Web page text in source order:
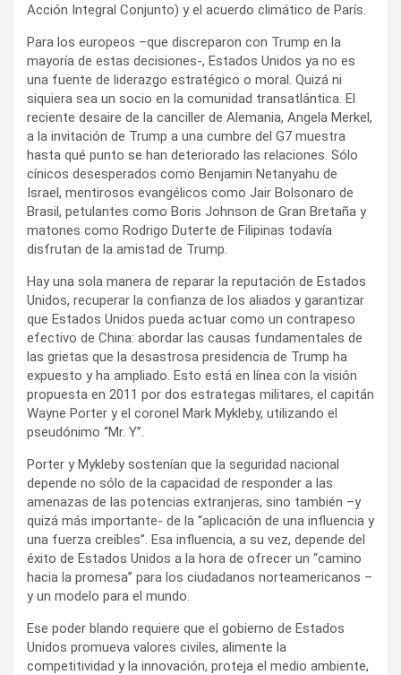
Acción Integral Conjunto) y el acuerdo climático de París.
Para los europeos –que discreparon con Trump en la
mayoría de estas decisiones-, Estados Unidos ya no es
una fuente de liderazgo estratégico o moral. Quizá ni
siquiera sea un socio en la comunidad transatlántica. El
reciente desaire de la canciller de Alemania, Angela Merkel,
a la invitación de Trump a una cumbre del G7 muestra
hasta qué punto se han deteriorado las relaciones. Sólo
cínicos desesperados como Benjamin Netanyahu de
Israel, mentirosos evangélicos como Jair Bolsonaro de
Brasil, petulantes como Boris Johnson de Gran Bretaña y
matones como Rodrigo Duterte de Filipinas todavía
disfrutan de la amistad de Trump.
Hay una sola manera de reparar la reputación de Estados
Unidos, recuperar la confianza de los aliados y garantizar
que Estados Unidos pueda actuar como un contrapeso
efectivo de China: abordar las causas fundamentales de
las grietas que la desastrosa presidencia de Trump ha
expuesto y ha ampliado. Esto está en línea con la visión
propuesta en 2011 por dos estrategas militares, el capitán
Wayne Porter y el coronel Mark Mykleby, utilizando el
pseudónimo “Mr. Y”.
Porter y Mykleby sostenían que la seguridad nacional
depende no sólo de la capacidad de responder a las
amenazas de las potencias extranjeras, sino también –y
quizá más importante- de la “aplicación de una influencia y
una fuerza creíbles”. Esa influencia, a su vez, depende del
éxito de Estados Unidos a la hora de ofrecer un “camino
hacia la promesa” para los ciudadanos norteamericanos –
y un modelo para el mundo.
Ese poder blando requiere que el gobierno de Estados
Unidos promueva valores civiles, alimente la
competitividad y la innovación, proteja el medio ambiente,